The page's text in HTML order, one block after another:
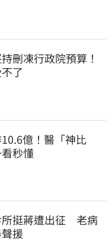
刪凍行政院預算！
了
億！醫「神比
秒懂
挺蔣遭出征　老病
援